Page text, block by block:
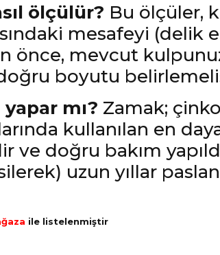
ölçülür? Bu ölçüler,
mesafeyi (delik
önce, mevcut
boyutu
mı? Zamak;
kullanılan en
doğru bakım
uzun yıllar
ile listelenmiştir